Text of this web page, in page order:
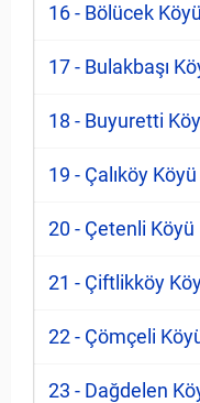
16 - Bölücek Köyü
17 - Bulakbaşı
18 - Buyuretti
19 - Çalıköy Köyü
20 - Çetenli Köyü
21 - Çiftlikköy
22 - Çömçeli
23 - Dağdelen